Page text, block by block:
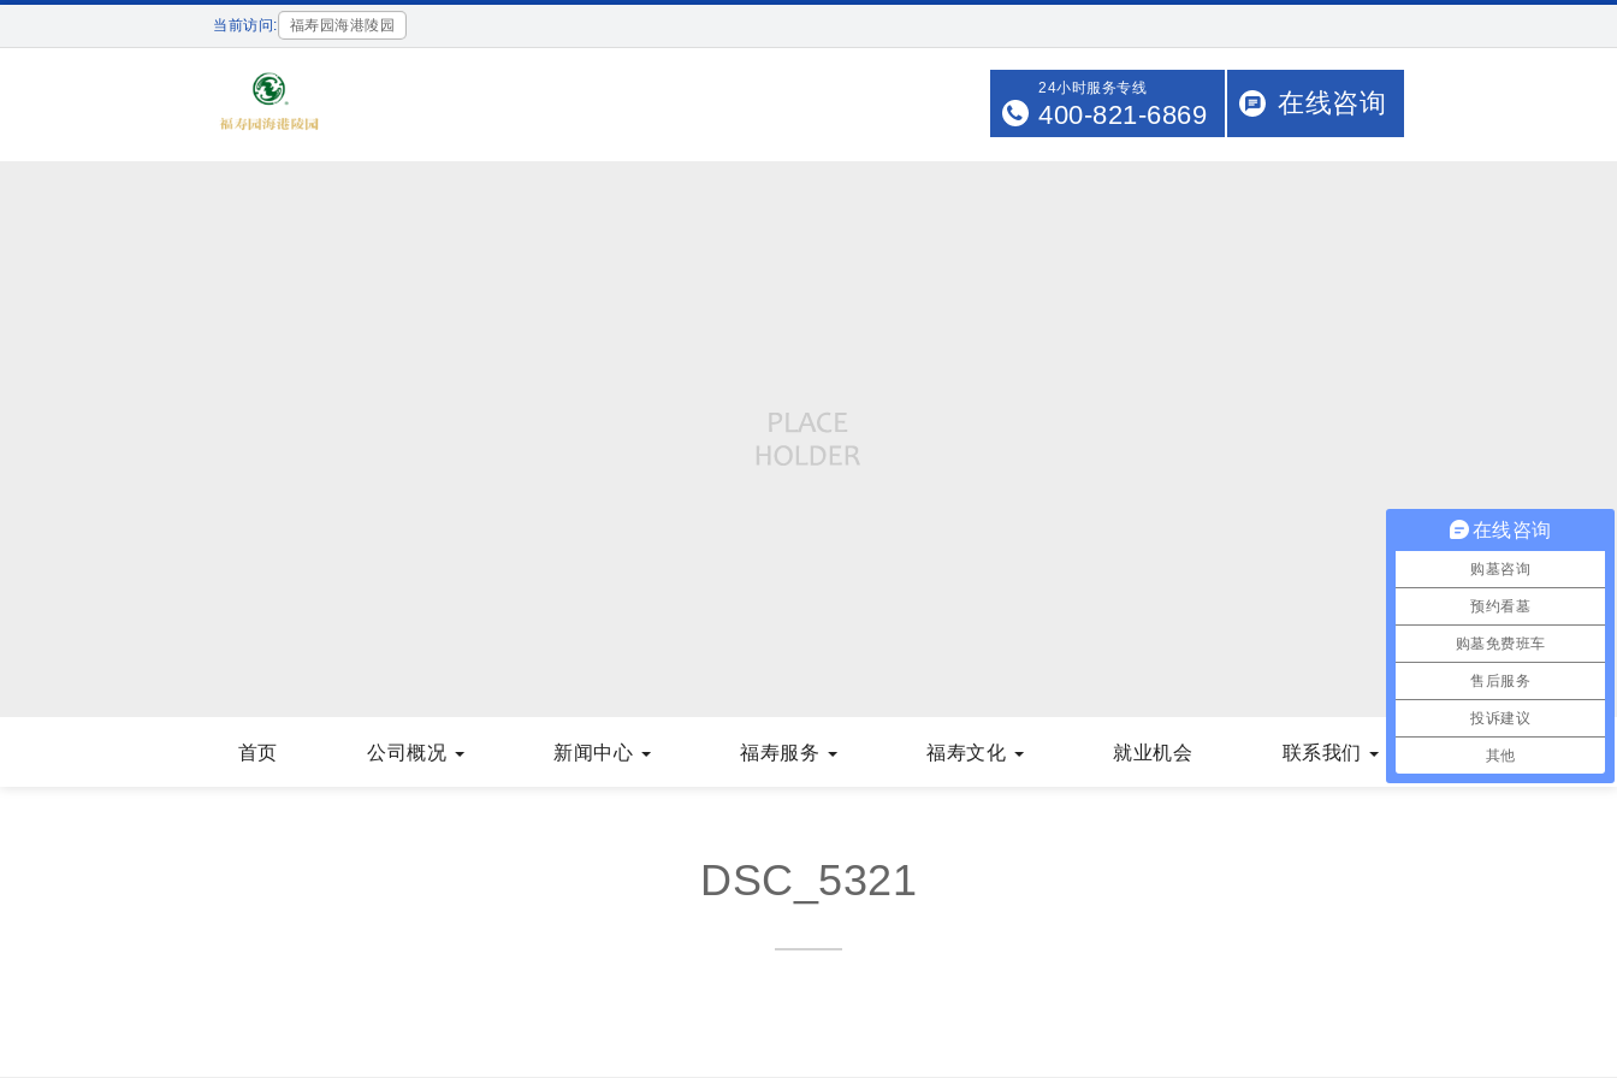
当前访问: 福寿园海港陵园
24小时服务专线
400-821-6869 在线咨询
首页 公司概况 新闻中心 福寿服务 福寿文化 就业机会 联系我们
DSC_5321
在线咨询
购墓咨询
预约看墓
购墓免费班车
售后服务
投诉建议
其他